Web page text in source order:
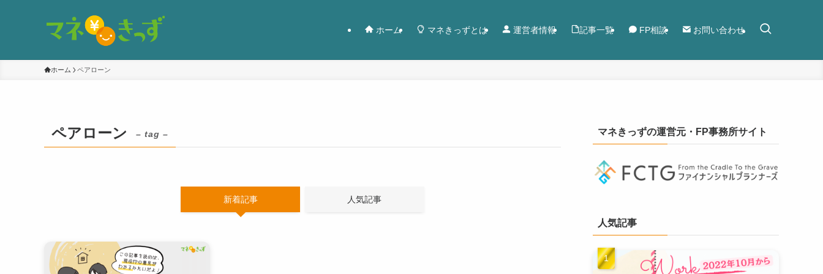
ホーム マネきっずとは 運営者情報 記事一覧 FP相談 お問い合わせ
ホーム ペアローン
ペアローン – tag –
新着記事 人気記事
マネきっずの運営元・FP事務所サイト
人気記事